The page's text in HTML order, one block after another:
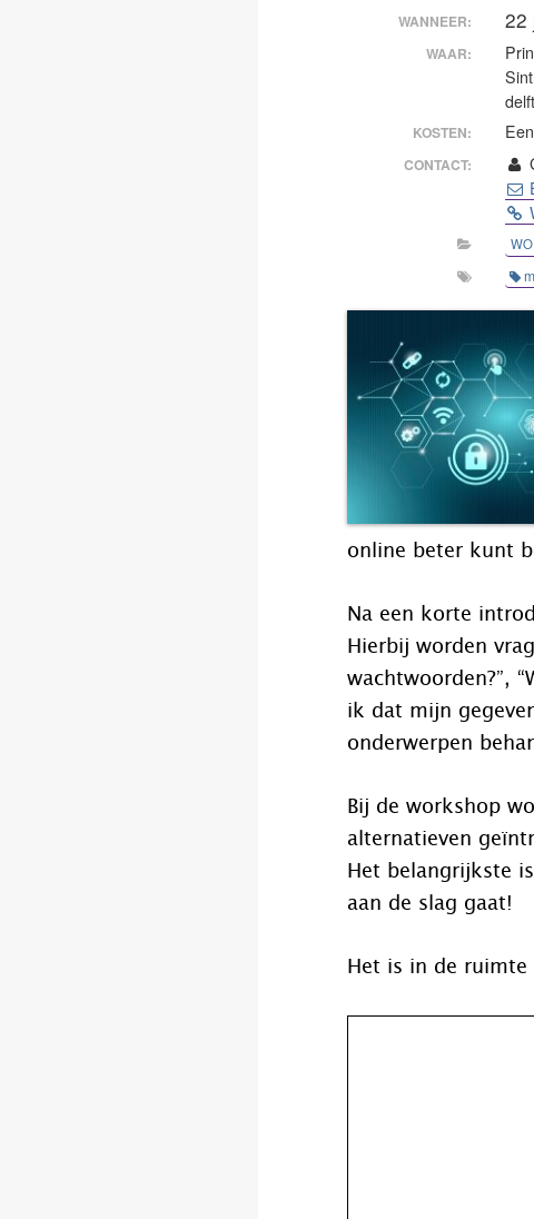
WANNEER: 22
WAAR:
delft
KOSTEN:
CONTACT:
online beter kunt
Na een korte
Hierbij worden
wachtwoorden?”,
ik dat mijn
onderwerpen
Bij de workshop
alternatieven
Het belangrijkste
aan de slag gaat!
Het is in de ruimte